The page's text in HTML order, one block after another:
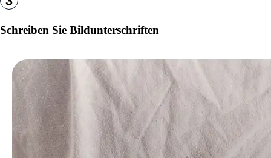
Schreiben Sie Bildunterschriften